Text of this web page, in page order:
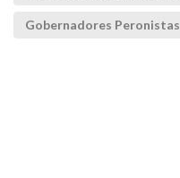
Gobernadores Peronistas